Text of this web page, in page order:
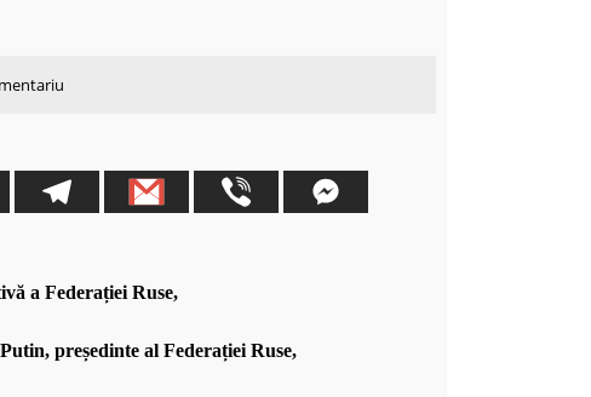
a Federației Ruse,
președinte al Federației Ruse,